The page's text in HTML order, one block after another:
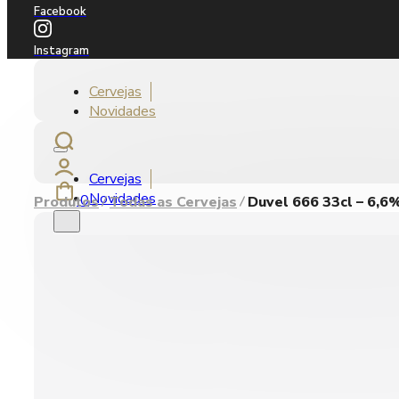
Facebook
Instagram
Cervejas
Novidades
Cervejas
Novidades
0
Produtos Todas as Cervejas Duvel 666 33cl –